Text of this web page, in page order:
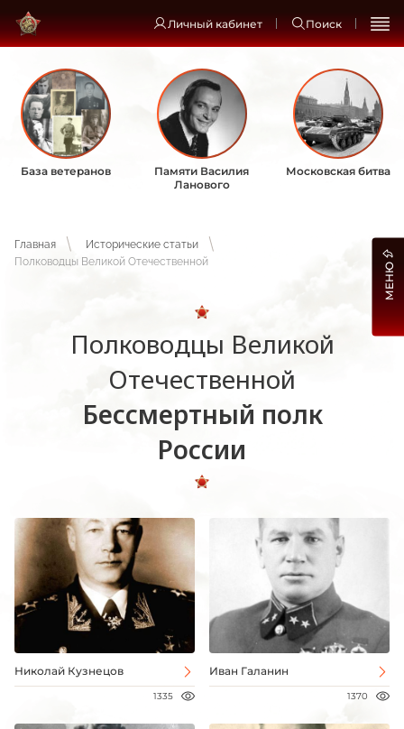
Личный кабинет Поиск
База ветеранов
Памяти Василия
Ланового
Московская битва
Главная
Исторические статьи
Полководцы Великой Отечественной
Полководцы Великой
Отечественной
Бессмертный полк
России
Николай Кузнецов
1335
Иван Галанин
1370
МЕНЮ